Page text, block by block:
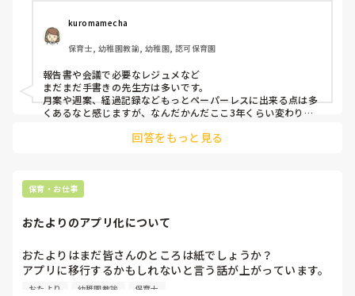
kuromamecha
保育士, 幼稚園教諭, 幼稚園, 認可保育園
報告書や会議で必要なレジュメなど
まだまだ手書きの先生方は多いです。
月案や週案、経過記録などもっとペーパーレスに出来る点は多
くあるなと感じますが、なんだかんだここ3年くらい変わりま
回答をもっと見る
保育・お仕事
おたよりのアプリ化について
おたよりはまだ皆さんのところは紙でしょうか？
アプリに移行するかもしれないと言う話が上がっています。
それによってのメリット、デメリットあれば教えてくださ
おたより 幼稚園教諭 保育士